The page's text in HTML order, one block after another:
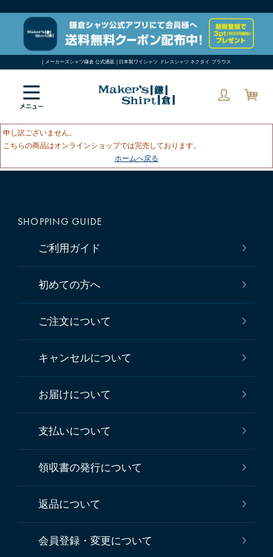
| メーカーズシャツ鎌倉 公式通販 | 日本製ワイシャツ ドレスシャツ ネクタイ ブラウス
申し訳ございません。
こちらの商品はオンラインショップでは完売しております。
ホームへ戻る
SHOPPING GUIDE
ご利用ガイド
初めての方へ
ご注文について
キャンセルについて
お届けについて
支払いについて
領収書の発行について
返品について
会員登録・変更について